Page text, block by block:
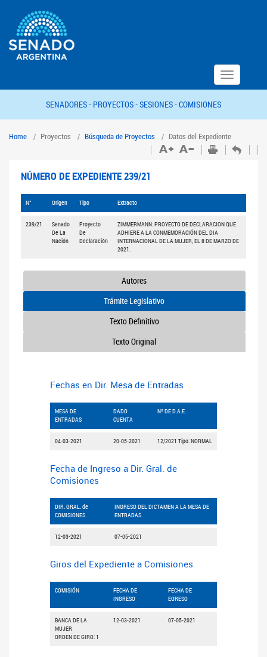
Toggle
navigation
SENADORES - PROYECTOS -SESIONES -COMISIONES
Home Proyectos Búsqueda de Proyectos Datos del Expediente
NÚMERO DE EXPEDIENTE 239/21
N° Origen Tipo Extracto
239/21
Senado
De La
Nación
Proyecto
De
Declaración
ZIMMERMANN: PROYECTO DE DECLARACION QUE
ADHIERE A LA CONMEMORACIÓN DEL DIA
INTERNACIONAL DE LA MUJER, EL 8 DE MARZO DE
2021.
Autores
Trámite Legislativo
Texto Definitivo
Texto Original
Fechas en Dir. Mesa de Entradas
MESA DE
ENTRADAS
DADO
CUENTA
Nº DE D.A.E.
04-03-2021 20-05-2021 12/2021 Tipo: NORMAL
Fecha de Ingreso a Dir. Gral. de
Comisiones
DIR. GRAL. de
COMISIONES
INGRESO DEL DICTAMEN A LA MESA DE
ENTRADAS
12-03-2021 07-05-2021
Giros del Expediente a Comisiones
COMISIÓN
FECHA DE
INGRESO
FECHA DE
EGRESO
BANCA DE LA
MUJER
ORDEN DE GIRO: 1
12-03-2021 07-05-2021